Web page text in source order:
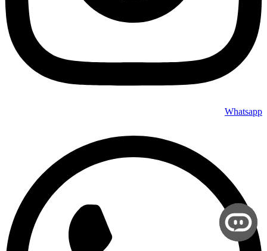
Whatsapp